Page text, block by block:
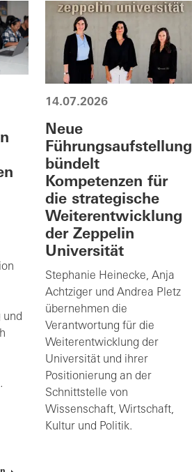
und
14.07.2026
Neue
Führungsaufstellung
bündelt
Kompetenzen für
die strategische
Weiterentwicklung
der Zeppelin
Universität
Stephanie Heinecke, Anja
Achtziger und Andrea Pletz
übernehmen die
Verantwortung für die
Weiterentwicklung der
Universität und ihrer
Positionierung an der
Schnittstelle von
Wissenschaft, Wirtschaft,
Kultur und Politik.